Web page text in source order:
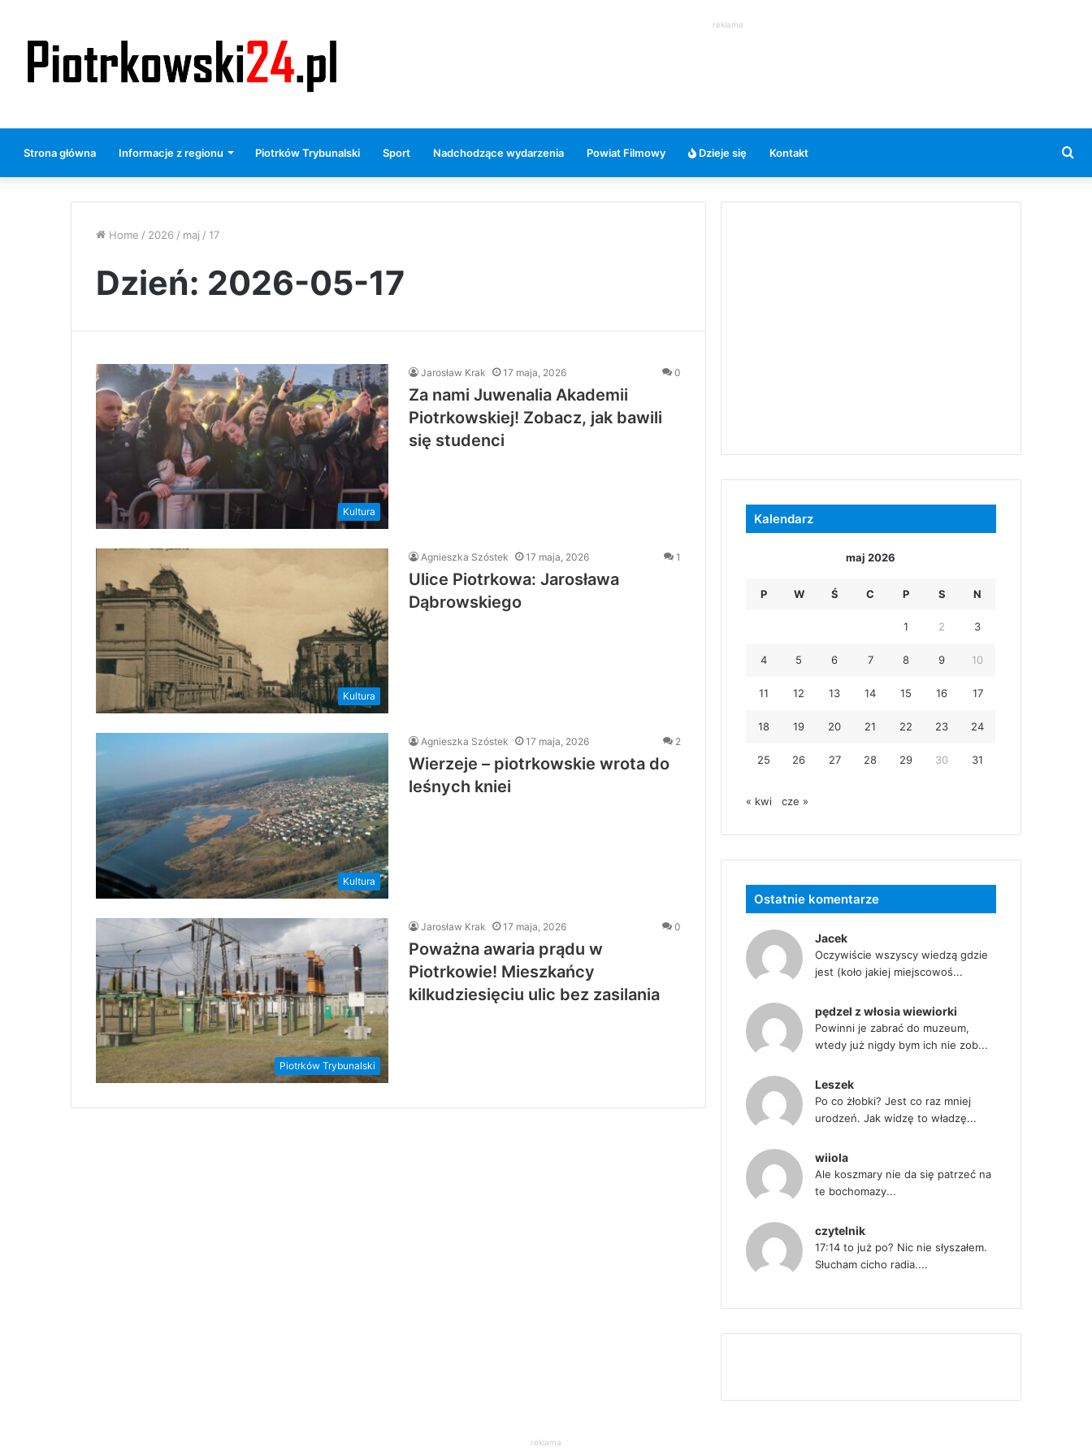
reklama
Strona główna Informacje z regionu Piotrków Trybunalski Sport Nadchodzące wydarzenia Powiat Filmowy Dzieje się Kontakt
Home / 2026 / maj / 17
Dzień: 2026-05-17
Kultura
Jarosław Krak 17 maja, 2026 0
Za nami Juwenalia Akademii
Piotrkowskiej! Zobacz, jak bawili
się studenci
Kultura
Agnieszka Szóstek 17 maja, 2026 1
Ulice Piotrkowa: Jarosława
Dąbrowskiego
Kultura
Agnieszka Szóstek 17 maja, 2026 2
Wierzeje – piotrkowskie wrota do
leśnych kniei
Piotrków Trybunalski
Jarosław Krak 17 maja, 2026 0
Poważna awaria prądu w
Piotrkowie! Mieszkańcy
kilkudziesięciu ulic bez zasilania
Kalendarz
maj 2026
P W Ś C P S N
1 2 3
4 5 6 7 8 9 10
11 12 13 14 15 16 17
18 19 20 21 22 23 24
25 26 27 28 29 30 31
« kwi cze »
Ostatnie komentarze
Jacek
Oczywiście wszyscy wiedzą gdzie
jest (koło jakiej miejscowoś...
pędzel z włosia wiewiorki
Powinni je zabrać do muzeum,
wtedy już nigdy bym ich nie zob...
Leszek
Po co żłobki? Jest co raz mniej
urodzeń. Jak widzę to władzę...
wiiola
Ale koszmary nie da się patrzeć na
te bochomazy...
czytelnik
17:14 to już po? Nic nie słyszałem.
Słucham cicho radia....
reklama